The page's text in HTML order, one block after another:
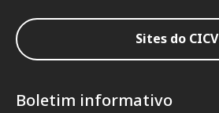
Sites do CICV
Boletim informativo